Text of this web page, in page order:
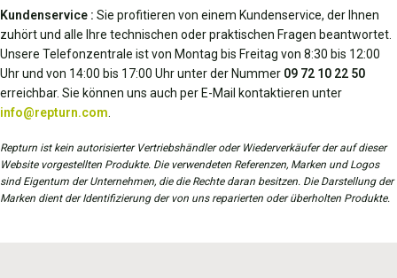
Kundenservice : Sie profitieren von einem Kundenservice, der Ihnen
zuhört und alle Ihre technischen oder praktischen Fragen beantwortet.
Unsere Telefonzentrale ist von Montag bis Freitag von 8:30 bis 12:00
Uhr und von 14:00 bis 17:00 Uhr unter der Nummer 09 72 10 22 50
erreichbar. Sie können uns auch per E-Mail kontaktieren unter
info@repturn.com
Repturn ist kein autorisierter Vertriebshändler oder Wiederverkäufer der auf dieser
Website vorgestellten Produkte. Die verwendeten Referenzen, Marken und Logos
sind Eigentum der Unternehmen, die die Rechte daran besitzen. Die Darstellung der
Marken dient der Identifizierung der von uns reparierten oder überholten Produkte.